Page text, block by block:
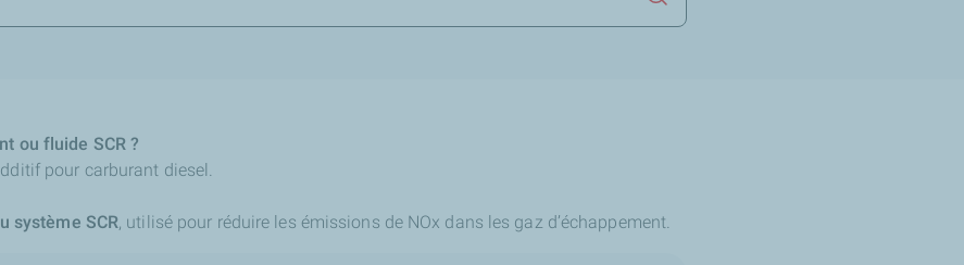
Lancer la recherche
ou fluide SCR ?
pour carburant diesel.
système SCR, utilisé pour réduire les émissions de NOx dans les gaz d’échappement.